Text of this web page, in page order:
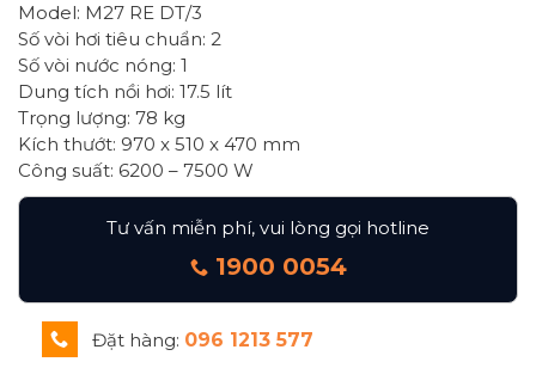
Model: M27 RE DT/3
Số vòi hơi tiêu chuẩn: 2
Số vòi nước nóng: 1
Dung tích nồi hơi: 17.5 lít
Trọng lượng: 78 kg
Kích thướt: 970 x 510 x 470 mm
Công suất: 6200 – 7500 W
Tư vấn miễn phí, vui lòng gọi hotline
1900 0054
Đặt hàng: 096 1213 577